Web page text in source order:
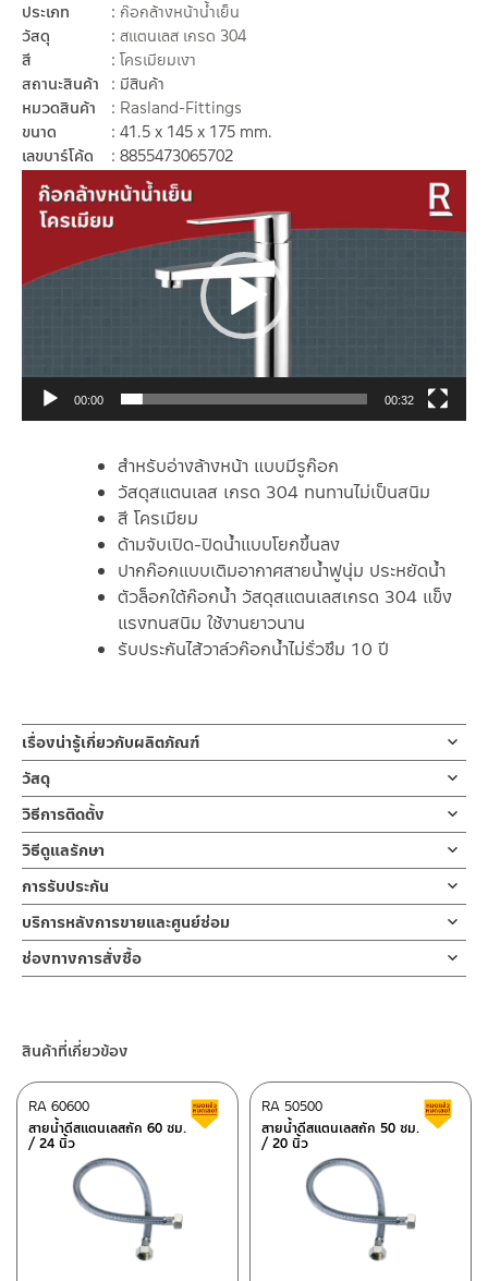
สำหรับอ่างล้างหน้า แบบมีรูก๊อก
วัสดุสแตนเลส เกรด 304 ทนทานไม่เป็นสนิม
สี โครเมียม
ด้ามจับเปิด-ปิดน้ำแบบโยกขึ้นลง
ปากก๊อกแบบเติมอากาศสายน้ำฟูนุ่ม ประหยัดน้ำ
ตัวล็อกใต้ก๊อกน้ำ วัสดุสแตนเลสเกรด 304 แข็ง
แรงทนสนิม ใช้งานยาวนาน
รับประกันไส้วาล์วก๊อกน้ำไม่รั่วซึม 10 ปี
ประเภท
ก๊อกล้างหน้าน้ำเย็น
วัสดุ
สแตนเลส เกรด 304
สี
โครเมียมเงา
สถานะสินค้า
มีสินค้า
หมวดสินค้า
Rasland-Fittings
ขนาด
41.5 x 145 x 175 mm.
เลขบาร์โค้ด
8855473065702
ตัว
เล่น
ไฟล์
00:00 00:32
เรื่องน่ารู้เกี่ยวกับผลิตภัณฑ์
ก๊อกล้างหน้าน้ำเย็น โครเมียม | RA A121-CR-5858
สำหรับอ่างล้างหน้า แบบมีรูก๊อก ก๊อกน้ำล้างหน้า ก๊อกน้ำล้างมือแบบ น้ำ
เย็น ผลิตจากสแตนเลส เกรด 304
ต้านการการกัดกร่อน ไม่ขึ้นสนิม ดูแลทำความสะอาดง่าย ไม่เป็นรอย
คราบน้ำ สีโครเมียม เงาสวยงาม
ปากก๊อกแบบเติมอากาศสายน้ำฟูนุ่ม ปากก๊อกยาว 14.5 ซม. ตัวก๊อกมี
ความสูง 17.5 ซม.
การเปิดน้ำออกแบบมือจับเป็นแบบก้านเปิด-ปิดแบบโยก ขึ้น-ลง ตัวล็อก
ใต้ก๊อกน้ำแบบใหม่หนาเเข็งเเรงด้วย
วัสดุสแตนเลสเกรด 304 แข็งแรงทนสนิม ใช้งานยาวนานมาก รับประกัน
วัสดุ
วัสดุสแตนเลส เกรด 304 ทนทานไม่เป็นสนิม
วิธีการติดตั้ง
ข้อแนะนำในการติดตั้ง
ฝักบัว และ ชุดสายฉีดชำระ
สำหรับการติดตั้งใหม่ ให้ไล่ฝุ่น เศษทราย เศษท่อ ออกจากท่อน้ำก่อนติด
ตั้งสินค้า โดยปล่อยน้ำให้ไหลออกจากท่อนาน 1 นาที
เพื่อให้แรงน้ำพัดพาเศษละอองต่างๆ ออกจากท่อน้ำ มิเช่นนั้นสิ่งสกปรก
จะเข้าไปภายในสินค้าและสร้างความเสียหายได้
หากตรวจพบเศษละอองต่างๆในสินค้า จะไม่อยู่ในเงื่อนไขการรับประกัน
วิธีดูแลรักษา
คำแนะนำในการดูแลรักษาผลิตภัณฑ์
1. ไม่ทำสินค้าให้เกิดความเสียหายอื่น ๆ นอกจากการใช้งานปกติ เช่นไม่
ทำตก ไม่งัดหรือโยกสินค้าแรงๆ
2. ทำความสะอาดสินค้าโดยการใช้ผ้านุ่มๆชุบน้ำหมาดๆแล้วเช็ดให้แห้ง
3. ห้ามใช้สารเคมีที่มีฤทธิ์เป็นกรด ในการทำความสะอาด เนื่องจากผิว
บนตัวสินค้า ซึ่งจะสร้างความเสียหายให้เกิดขึ้นกับผิวของสินค้าได้
การรับประกัน
รับประกันไส้วาล์วก๊อกน้ำไม่รั่วซึม 10 ปี
บริการหลังการขายและศูนย์ซ่อม
ช่องทางออนไลน์
– Email: contact@charnpaiboon.com
ศูนย์บริการและอะไหล่ กรุงเทพฯ
662/61-62 ถนน พระราม3 แขวงบางโพงพาง เขตยานนาวา กรุงเทพฯ
ช่องทางการสั่งซื้อ
– Shopee
–Lazada
–ซื้อสินค้าชิ้นนี้บน Shopee>> คลิกที่นี่<<
– ซื้อสินค้าชิ้นนี้บน Lazada คลิกที่นี่ <<
ติดต่อพนักงานขาย / Contact Sales Staff
โทร: 02-285-5795
@charnpaiboon.sales
สินค้าที่เกี่ยวข้อง
สายน้ำดีสแตนเลสถัก 60 ซม.
/ 24 นิ้ว
RA 60600 สินค้าลดราคา เคลียร์สต็อก
สายน้ำดีสแตนเลสถัก 50 ซม.
/ 20 นิ้ว
RA 50500